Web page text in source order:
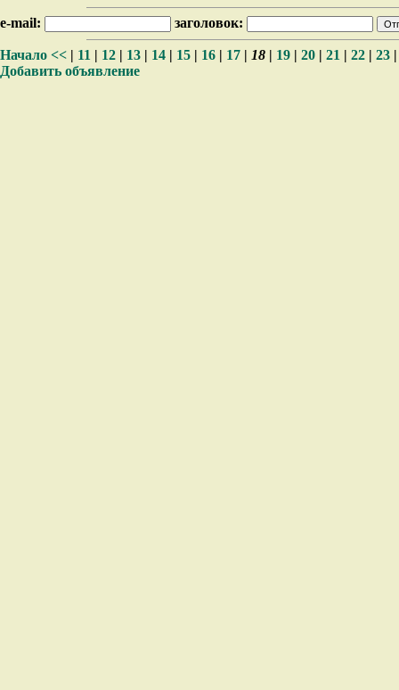
e-mail: заголовок:
Начало << | 11 | 12 | 13 | 14 | 15 | 16 | 17 | 18 | 19 | 20 | 21 | 22 | 23
Добавить объявление